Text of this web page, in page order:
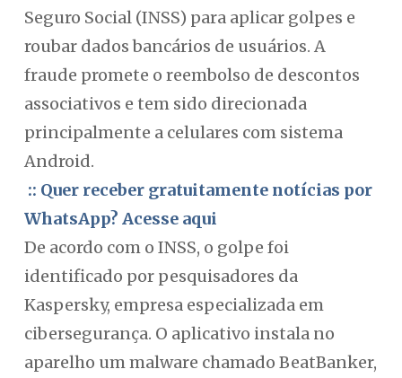
Seguro Social (INSS) para aplicar golpes e
roubar dados bancários de usuários. A
fraude promete o reembolso de descontos
associativos e tem sido direcionada
principalmente a celulares com sistema
Android.
:: Quer receber gratuitamente notícias por
WhatsApp? Acesse aqui
De acordo com o INSS, o golpe foi
identificado por pesquisadores da
Kaspersky, empresa especializada em
cibersegurança. O aplicativo instala no
aparelho um malware chamado BeatBanker,